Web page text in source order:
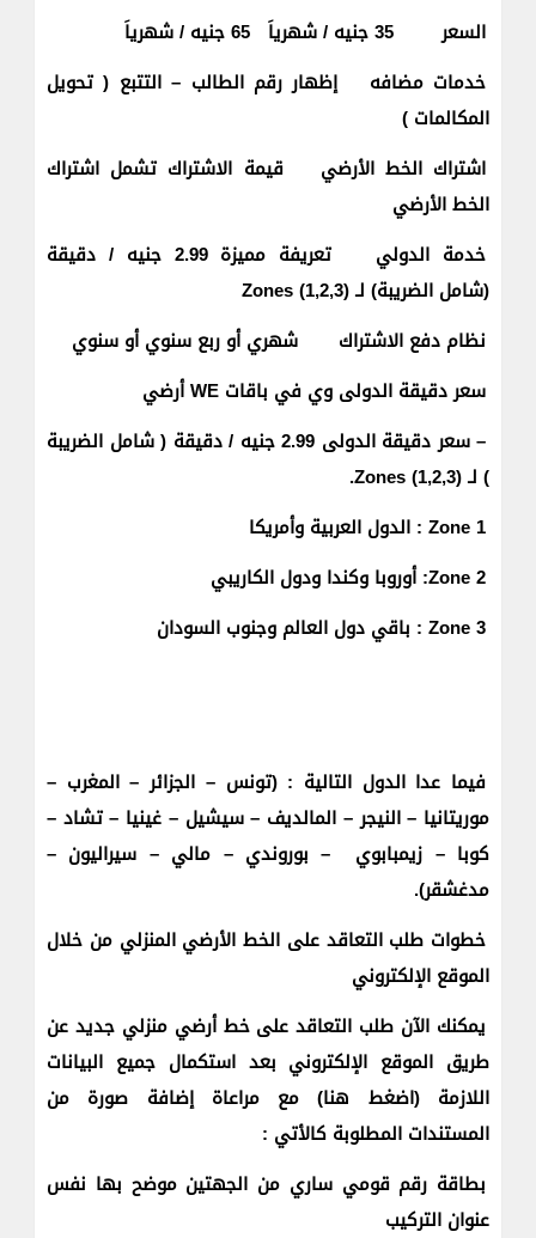
السعر
35 جنيه / شهرياَ
65 جنيه / شهرياَ
خدمات مضافه
إظهار رقم الطالب – التتبع ( تحويل
المكالمات )
اشتراك الخط الأرضي
قيمة الاشتراك تشمل اشتراك
الخط الأرضي
خدمة الدولي
تعريفة مميزة 2.99 جنيه / دقيقة
(شامل الضريبة) لـ Zones (1,2,3)
نظام دفع الاشتراك
شهري أو ربع سنوي أو سنوي
سعر دقيقة الدولى وي في باقات WE أرضي
– سعر دقيقة الدولى 2.99 جنيه / دقيقة ( شامل الضريبة
) لـ Zones (1,2,3).
Zone 1 : الدول العربية وأمريكا
Zone 2: أوروبا وكندا ودول الكاريبي
Zone 3 : باقي دول العالم وجنوب السودان
فيما عدا الدول التالية : (تونس – الجزائر – المغرب –
موريتانيا – النيجر – المالديف – سيشيل – غينيا – تشاد –
كوبا – زيمبابوي – بوروندي – مالي – سيراليون –
مدغشقر).
خطوات طلب التعاقد على الخط الأرضي المنزلي من خلال
الموقع الإلكتروني
يمكنك الآن طلب التعاقد على خط أرضي منزلي جديد عن
طريق الموقع الإلكتروني بعد استكمال جميع البيانات
اللازمة (اضغط هنا) مع مراعاة إضافة صورة من
المستندات المطلوبة كالأتي :
بطاقة رقم قومي ساري من الجهتين موضح بها نفس
عنوان التركيب